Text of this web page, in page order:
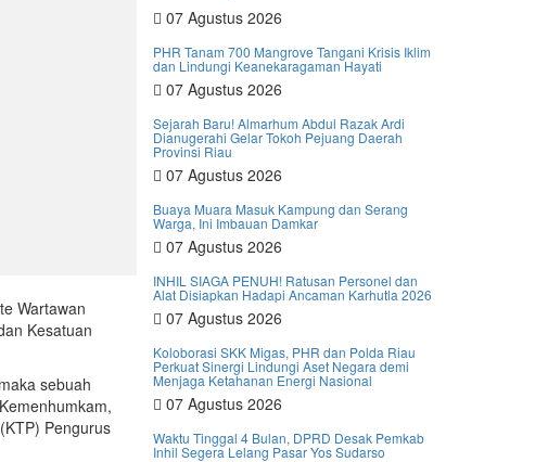
Wartawan
Kesatuan
sebuah
Pengurus
07 Agustus 2026
PHR Tanam 700 Mangrove Tangani Krisis Iklim
dan Lindungi Keanekaragaman Hayati
07 Agustus 2026
Sejarah Baru! Almarhum Abdul Razak Ardi
Dianugerahi Gelar Tokoh Pejuang Daerah
Provinsi Riau
07 Agustus 2026
Buaya Muara Masuk Kampung dan Serang
Warga, Ini Imbauan Damkar
07 Agustus 2026
INHIL SIAGA PENUH! Ratusan Personel dan
Alat Disiapkan Hadapi Ancaman Karhutla 2026
07 Agustus 2026
Koloborasi SKK Migas, PHR dan Polda Riau
Perkuat Sinergi Lindungi Aset Negara demi
Menjaga Ketahanan Energi Nasional
07 Agustus 2026
Waktu Tinggal 4 Bulan, DPRD Desak Pemkab
Inhil Segera Lelang Pasar Yos Sudarso